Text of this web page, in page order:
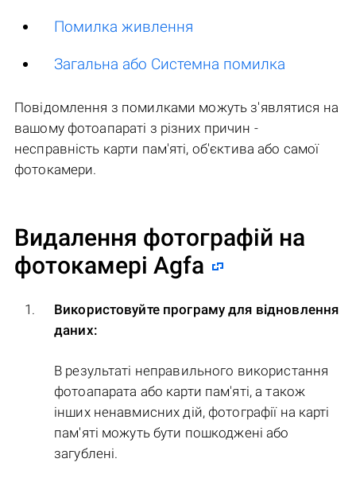
Помилка живлення
Загальна або Системна помилка
Повідомлення з помилками можуть з'являтися на
вашому фотоапараті з різних причин -
несправність карти пам'яті, об'єктива або самої
фотокамери.
Видалення фотографій на
фотокамері Agfa
Використовуйте програму для відновлення
даних:
В результаті неправильного використання
фотоапарата або карти пам'яті, а також
інших ненавмисних дій, фотографії на карті
пам'яті можуть бути пошкоджені або
загублені.